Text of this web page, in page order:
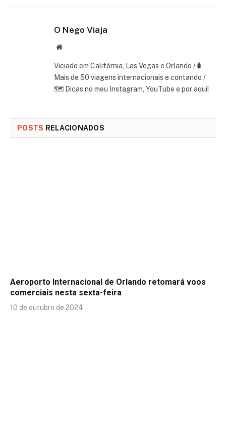
O Nego Viaja
Website
Viciado em Califórnia, Las Vegas e Orlando /🧳
Mais de 50 viagens internacionais e contando /
🗺 Dicas no meu Instagram, YouTube e por aqui!
POSTS RELACIONADOS
Aeroporto Internacional de Orlando retomará voos
comerciais nesta sexta-feira
10 de outubro de 2024